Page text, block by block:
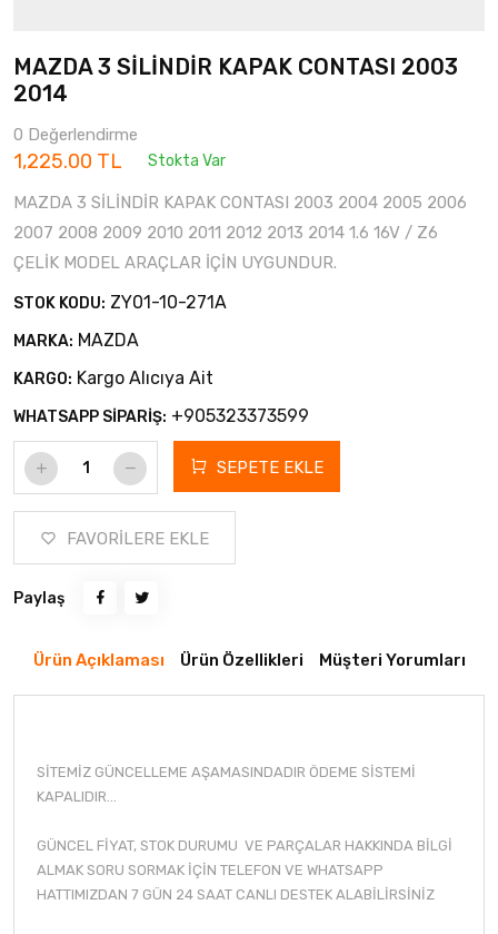
MAZDA 3 SİLİNDİR KAPAK CONTASI 2003
2014
0 Değerlendirme
1,225.00 TL Stokta Var
MAZDA 3 SİLİNDİR KAPAK CONTASI 2003 2004 2005 2006
2007 2008 2009 2010 2011 2012 2013 2014 1.6 16V / Z6
ÇELİK MODEL ARAÇLAR İÇİN UYGUNDUR.
STOK KODU: ZY01-10-271A
MARKA: MAZDA
KARGO: Kargo Alıcıya Ait
WHATSAPP SİPARİŞ: +905323373599
SEPETE EKLE
FAVORİLERE EKLE
Paylaş
Ürün Açıklaması Ürün Özellikleri Müşteri Yorumları
SİTEMİZ GÜNCELLEME AŞAMASINDADIR ÖDEME SİSTEMİ
KAPALIDIR...
GÜNCEL FİYAT, STOK DURUMU VE PARÇALAR HAKKINDA BİLGİ
ALMAK SORU SORMAK İÇİN TELEFON VE WHATSAPP
HATTIMIZDAN 7 GÜN 24 SAAT CANLI DESTEK ALABİLİRSİNİZ